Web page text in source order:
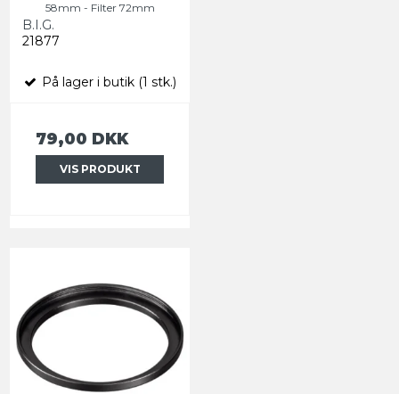
58mm - Filter 72mm
B.I.G.
21877
På lager i butik (1 stk.)
79,00 DKK
VIS PRODUKT